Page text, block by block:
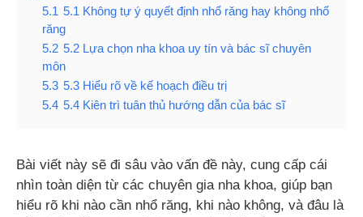
5.1 5.1 Không tự ý quyết định nhổ răng hay không nhổ
răng
5.2 5.2 Lựa chọn nha khoa uy tín và bác sĩ chuyên
môn
5.3 5.3 Hiểu rõ về kế hoạch điều trị
5.4 5.4 Kiên trì tuân thủ hướng dẫn của bác sĩ
Bài viết này sẽ đi sâu vào vấn đề này, cung cấp cái
nhìn toàn diện từ các chuyên gia nha khoa, giúp bạn
hiểu rõ khi nào cần nhổ răng, khi nào không, và đâu là